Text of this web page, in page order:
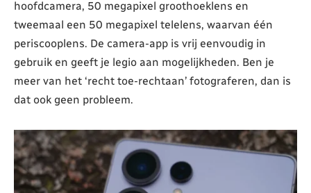
hoofdcamera, 50 megapixel groothoeklens en
tweemaal een 50 megapixel telelens, waarvan één
periscooplens. De camera-app is vrij eenvoudig in
gebruik en geeft je legio aan mogelijkheden. Ben je
meer van het ‘recht toe-rechtaan’ fotograferen, dan is
dat ook geen probleem.